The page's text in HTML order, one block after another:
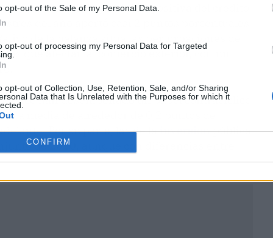
opt-out of the Sale of my Personal Data.
opt-out of processing my Personal Data for Targeted
opt-out of Collection, Use, Retention, Sale, and/or Sharing
Data that Is Unrelated with the Purposes for which it
CONFIRM
la "notable" aportación positiva del crédito
del año aportó casi 2 puntos porcentuales
que afectan al comercio exterior, con un
han desempeñado un papel contracíclico
media de alrededor de 0,2 puntos de
Por su parte, las de lainversiónpública
de 2020, aunque con diferencias entre